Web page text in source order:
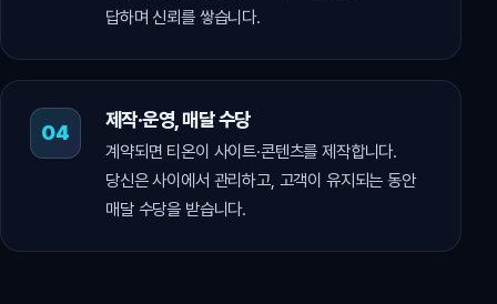
답하며 신뢰를 쌓습니다.
제작·운영, 매달 수당
계약되면 티온이 사이트·콘텐츠를 제작합니다.
당신은 사이에서 관리하고, 고객이 유지되는 동안
매달 수당을 받습니다.